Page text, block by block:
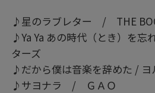
♪星のラブレター / THE
♪Ya Ya あの時代（とき）を忘
ターズ
♪だから僕は音楽を辞めた / ヨ
♪サヨナラ / ＧＡＯ